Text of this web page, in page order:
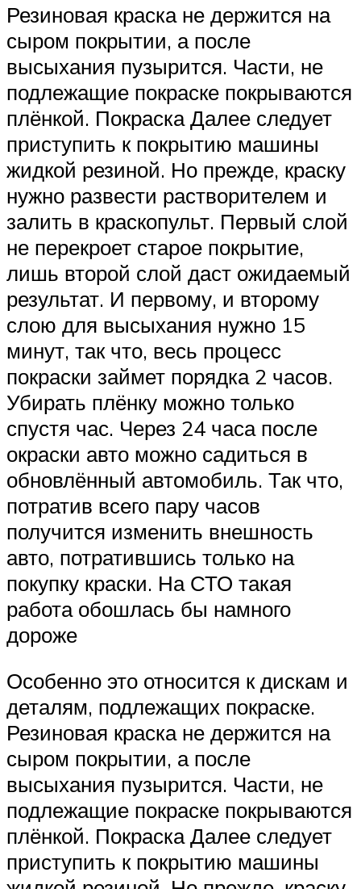
Резиновая краска не держится на
сыром покрытии, а после
высыхания пузырится. Части, не
подлежащие покраске покрываются
плёнкой. Покраска Далее следует
приступить к покрытию машины
жидкой резиной. Но прежде, краску
нужно развести растворителем и
залить в краскопульт. Первый слой
не перекроет старое покрытие,
лишь второй слой даст ожидаемый
результат. И первому, и второму
слою для высыхания нужно 15
минут, так что, весь процесс
покраски займет порядка 2 часов.
Убирать плёнку можно только
спустя час. Через 24 часа после
окраски авто можно садиться в
обновлённый автомобиль. Так что,
потратив всего пару часов
получится изменить внешность
авто, потратившись только на
покупку краски. На СТО такая
работа обошлась бы намного
дороже
Особенно это относится к дискам и
деталям, подлежащих покраске.
Резиновая краска не держится на
сыром покрытии, а после
высыхания пузырится. Части, не
подлежащие покраске покрываются
плёнкой. Покраска Далее следует
приступить к покрытию машины